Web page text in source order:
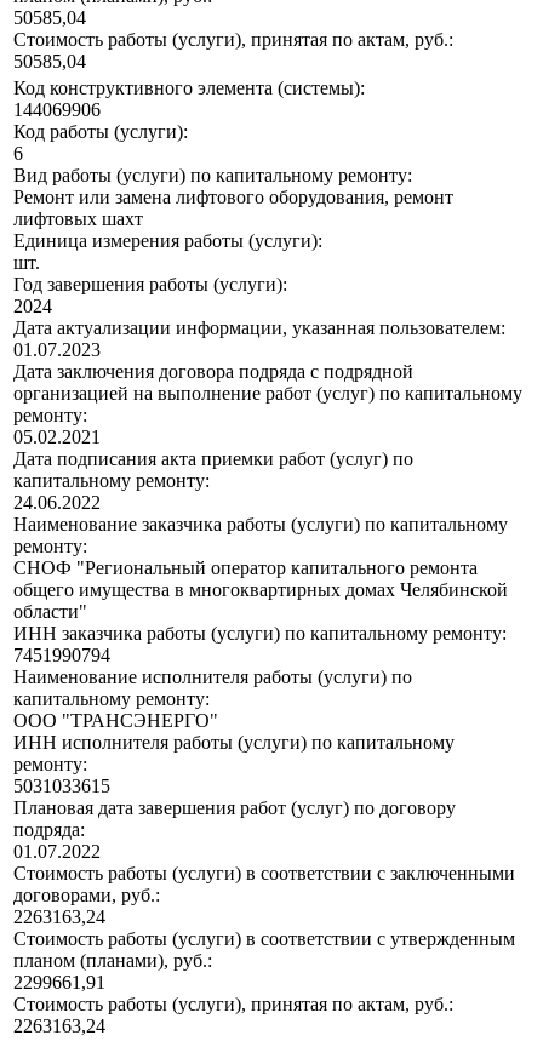
50585,04
Стоимость работы (услуги), принятая по актам, руб.:
50585,04
Код конструктивного элемента (системы):
144069906
Код работы (услуги):
6
Вид работы (услуги) по капитальному ремонту:
Ремонт или замена лифтового оборудования, ремонт
лифтовых шахт
Единица измерения работы (услуги):
шт.
Год завершения работы (услуги):
2024
Дата актуализации информации, указанная пользователем:
01.07.2023
Дата заключения договора подряда с подрядной
организацией на выполнение работ (услуг) по капитальному
ремонту:
05.02.2021
Дата подписания акта приемки работ (услуг) по
капитальному ремонту:
24.06.2022
Наименование заказчика работы (услуги) по капитальному
ремонту:
СНОФ "Региональный оператор капитального ремонта
общего имущества в многоквартирных домах Челябинской
области"
ИНН заказчика работы (услуги) по капитальному ремонту:
7451990794
Наименование исполнителя работы (услуги) по
капитальному ремонту:
ООО "ТРАНСЭНЕРГО"
ИНН исполнителя работы (услуги) по капитальному
ремонту:
5031033615
Плановая дата завершения работ (услуг) по договору
подряда:
01.07.2022
Стоимость работы (услуги) в соответствии с заключенными
договорами, руб.:
2263163,24
Стоимость работы (услуги) в соответствии с утвержденным
планом (планами), руб.:
2299661,91
Стоимость работы (услуги), принятая по актам, руб.:
2263163,24